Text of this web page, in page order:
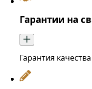
Гарантии на
Гарантия